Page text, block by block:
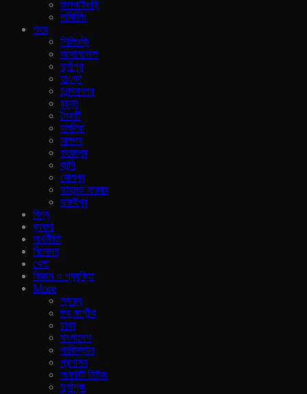
জলপাইগুড়ি
দার্জিলিং
শহর
শিলিগুড়ি
আসানসোল
দুর্গাপুর
হাওড়া
চনন্দননগর
চুচুড়া
নৈহাটি
হলদিয়া
মালদহ
বহরমপুর
কান্দি
বোলপুর
ডায়মন্ড হারবার
বারুইপুর
বিশ্ব
ব‍্যবসা
অর্থনীতি
বিনোদন
খেলা
বিজ্ঞান ও প্রযুক্তি
More
স্বাস্থ্য
জ্ম্মু কাশ্মীর
ঢাকা
বাংলাদেশ
পাকিস্তান
প্রশাসন
অফবিট নিউজ
দুর্গাপূজ